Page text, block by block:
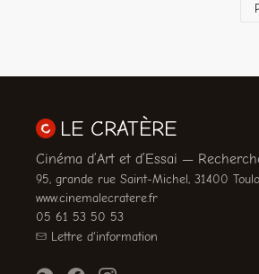
LE CRATÈRE
Cinéma d’Art et d’Essai —
95, grande rue Saint-Michel, 31400
www.cinemalecratere.fr
05 61 53 50 53
Lettre d'information